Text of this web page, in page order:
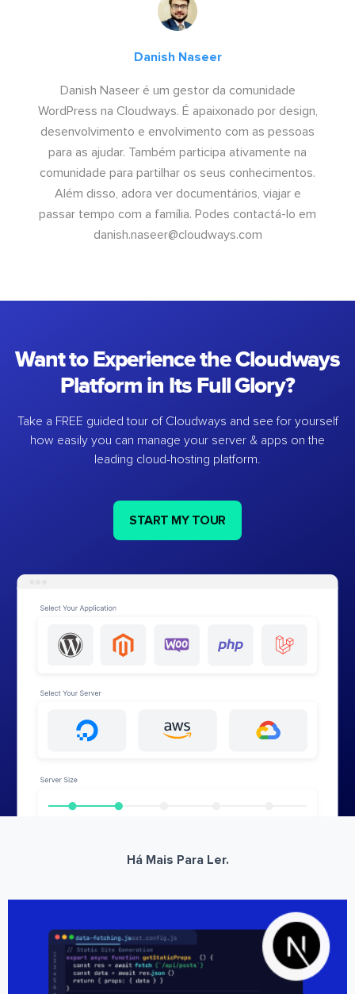
Danish Naseer
Danish Naseer é um gestor da comunidade
WordPress na Cloudways. É apaixonado por design,
desenvolvimento e envolvimento com as pessoas
para as ajudar. Também participa ativamente na
comunidade para partilhar os seus conhecimentos.
Além disso, adora ver documentários, viajar e
passar tempo com a família. Podes contactá-lo em
danish.naseer@cloudways.com
Want to Experience the Cloudways
Platform in Its Full Glory?
Take a FREE guided tour of Cloudways and see for yourself
how easily you can manage your server & apps on the
leading cloud-hosting platform.
START MY TOUR
Há Mais Para Ler.